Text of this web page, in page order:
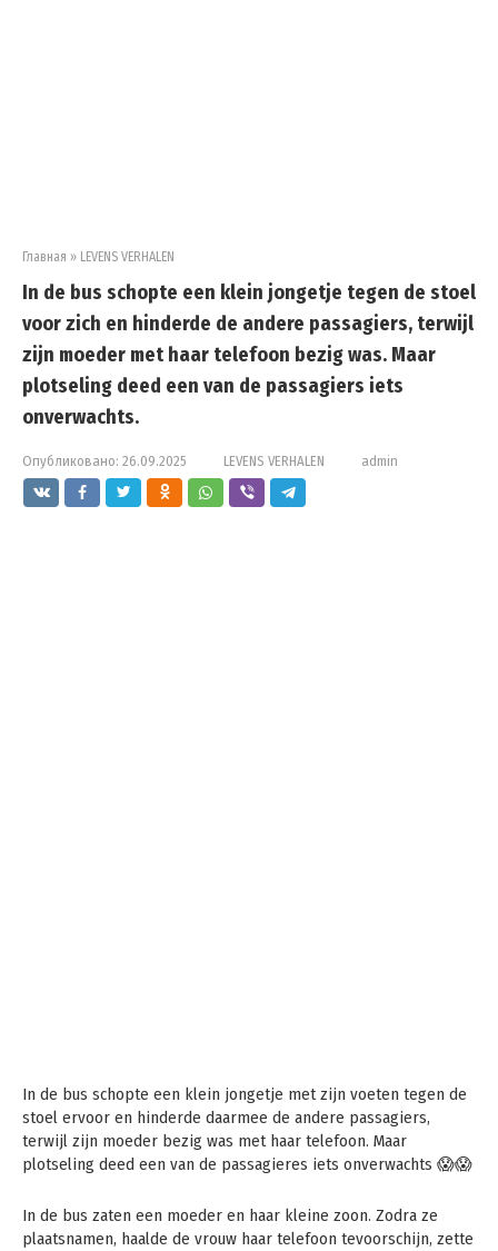
Главная » LEVENS VERHALEN
In de bus schopte een klein jongetje tegen de stoel
voor zich en hinderde de andere passagiers, terwijl
zijn moeder met haar telefoon bezig was. Maar
plotseling deed een van de passagiers iets
onverwachts.
Опубликовано: 26.09.2025 LEVENS VERHALEN admin
In de bus schopte een klein jongetje met zijn voeten tegen de
stoel ervoor en hinderde daarmee de andere passagiers,
terwijl zijn moeder bezig was met haar telefoon. Maar
plotseling deed een van de passagieres iets onverwachts 😱😱
In de bus zaten een moeder en haar kleine zoon. Zodra ze
plaatsnamen, haalde de vrouw haar telefoon tevoorschijn, zette